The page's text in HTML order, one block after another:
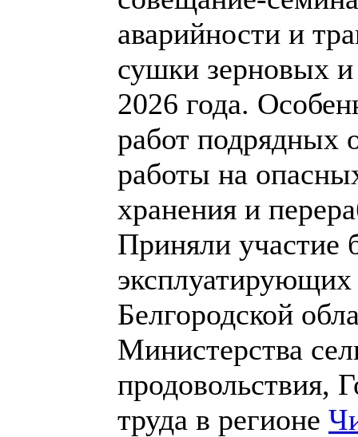
аварийности и
сушки зерновых и
2026 года.
работ подрядных
работы на
хранения и
Приняли участие
Белгородской
Министерства
продовольствия,
труда в регионе